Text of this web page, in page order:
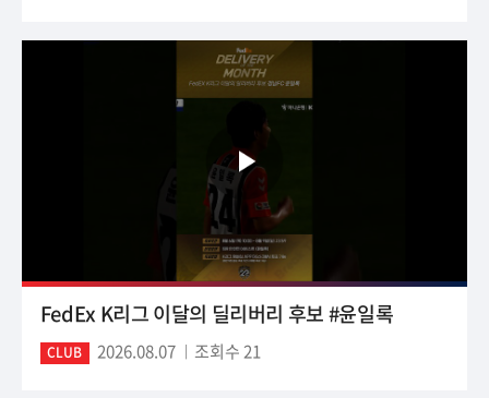
FedEx K리그 이달의 딜리버리 후보 #윤일록
CLUB 2026.08.07 조회수 21